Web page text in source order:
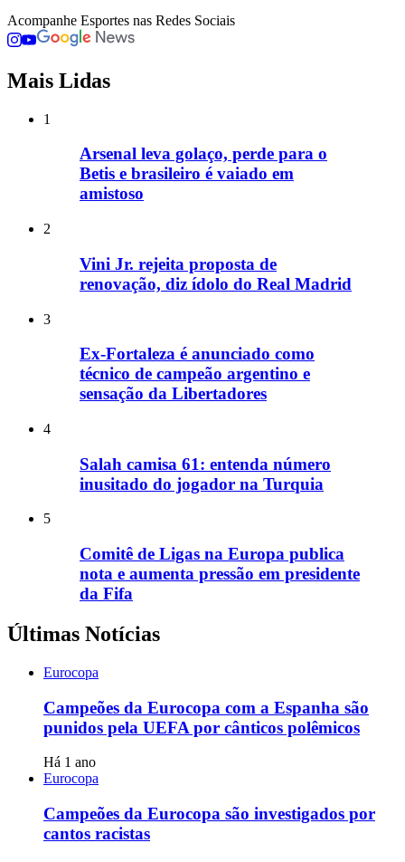
Acompanhe Esportes nas Redes Sociais
Mais Lidas
1
Arsenal leva golaço, perde para o
Betis e brasileiro é vaiado em
amistoso
2
Vini Jr. rejeita proposta de
renovação, diz ídolo do Real Madrid
3
Ex-Fortaleza é anunciado como
técnico de campeão argentino e
sensação da Libertadores
4
Salah camisa 61: entenda número
inusitado do jogador na Turquia
5
Comitê de Ligas na Europa publica
nota e aumenta pressão em presidente
da Fifa
Últimas Notícias
Eurocopa
Campeões da Eurocopa com a Espanha são
punidos pela UEFA por cânticos polêmicos
Há 1 ano
Eurocopa
Campeões da Eurocopa são investigados por
cantos racistas